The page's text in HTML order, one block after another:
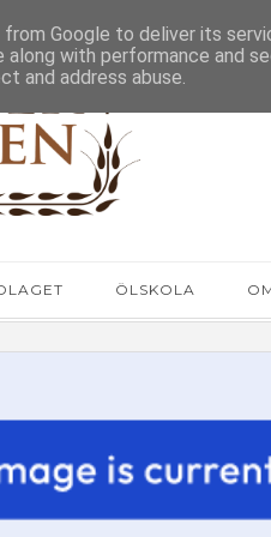
ÖLSKOLA
Google to deliver its
along with performance and
and address abuse.